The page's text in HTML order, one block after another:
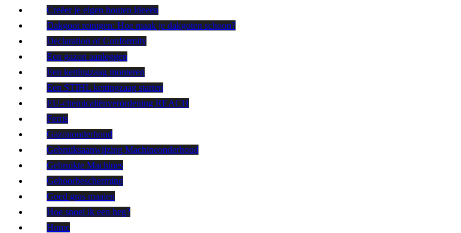
Creëer je eigen houten ideeën
Dakgoot reinigen: Hoe maak je dakgoten schoon?
Declaration of Conformity
Een gazon aanleggen
Een kettingzaag monteren
Een STIHL kettingzaag starten
EU-chemicaliënverordening REACH
Ferris
Gazononderhoud
Gebruiksaanwijzing Machineonderhoud
Gebruikte Machines
Gehoorbescherming
Goed gras maaien
Hoe snoei ik een heg?
Home